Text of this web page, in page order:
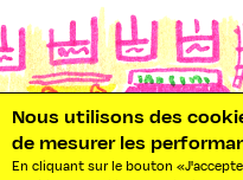
Nous utilisons des
de mesurer les
En cliquant sur le bouton